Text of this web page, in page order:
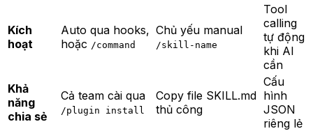
Kích
hoạt
Auto qua hooks,
hoặc /command
Chủ yếu manual
/skill-name
Tool
calling
tự động
khi AI
cần
Khả
năng
chia sẻ
Cả team cài qua
/plugin install
Copy file SKILL.md
thủ công
Cấu
hình
JSON
riêng lẻ